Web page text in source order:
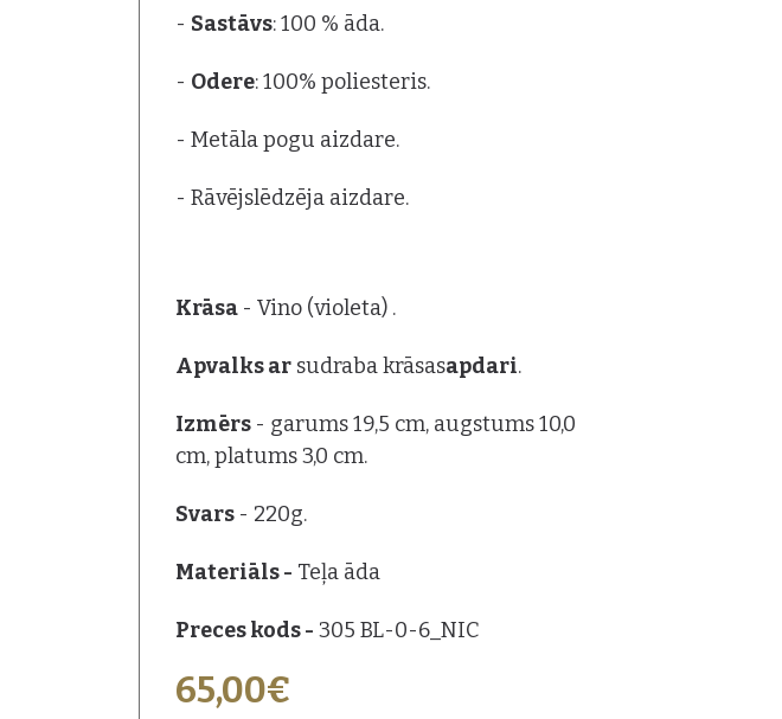
- Sastāvs: 100 % āda.
- Odere: 100% poliesteris.
- Metāla pogu aizdare.
- Rāvējslēdzēja aizdare.
Krāsa - Vino (violeta) .
Apvalks ar sudraba krāsasapdari.
Izmērs - garums 19,5 cm, augstums 10,0
cm, platums 3,0 cm.
Svars - 220g.
Materiāls - Teļa āda
Preces kods - 305 BL-0-6_NIC
65,00€